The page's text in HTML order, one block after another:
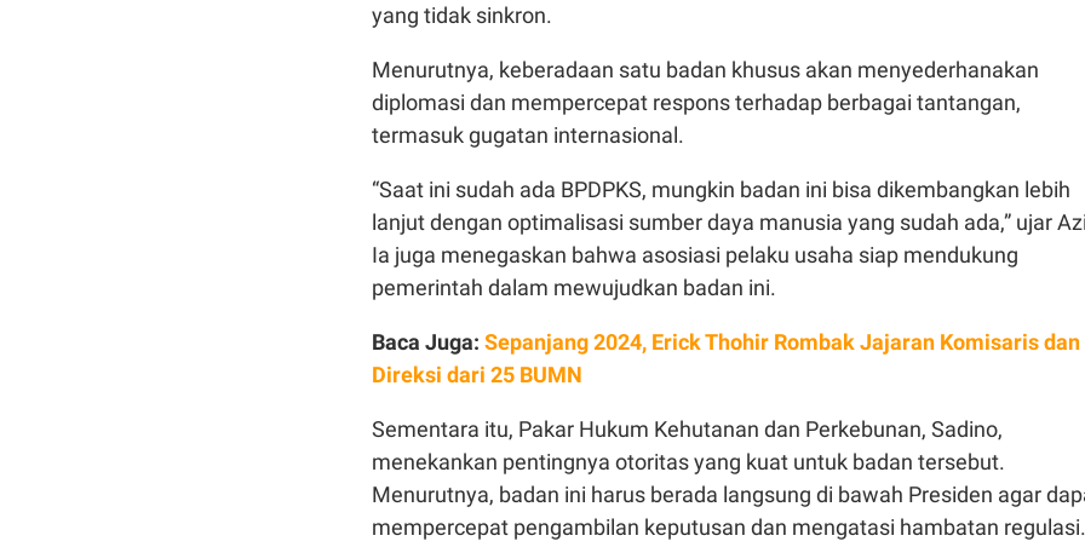
yang tidak sinkron.
Menurutnya, keberadaan satu badan khusus akan menyederhanakan
diplomasi dan mempercepat respons terhadap berbagai tantangan,
termasuk gugatan internasional.
“Saat ini sudah ada BPDPKS, mungkin badan ini bisa dikembangkan lebih
lanjut dengan optimalisasi sumber daya manusia yang sudah ada,” ujar
Ia juga menegaskan bahwa asosiasi pelaku usaha siap mendukung
pemerintah dalam mewujudkan badan ini.
Baca Juga: Sepanjang 2024, Erick Thohir Rombak Jajaran Komisaris dan
Direksi dari 25 BUMN
Sementara itu, Pakar Hukum Kehutanan dan Perkebunan, Sadino,
menekankan pentingnya otoritas yang kuat untuk badan tersebut.
Menurutnya, badan ini harus berada langsung di bawah Presiden agar
mempercepat pengambilan keputusan dan mengatasi hambatan regulasi.